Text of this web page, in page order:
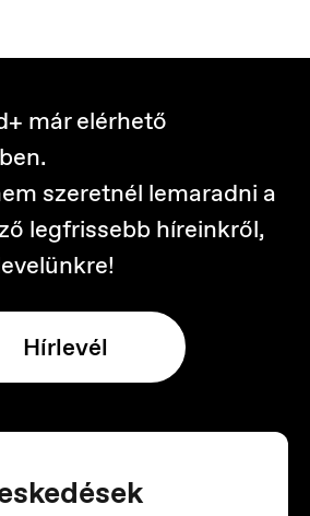
már elérhető
szeretnél lemaradni a
legfrissebb híreinkről,
Hírlevél